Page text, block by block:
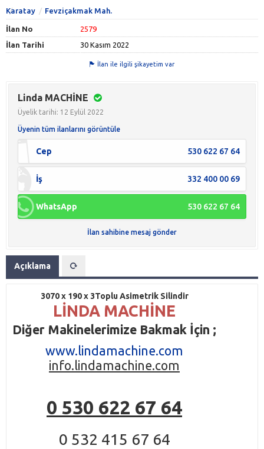
Karatay Fevziçakmak Mah.
İlan No
2579
İlan Tarihi
30 Kasım 2022
İlan ile ilgili şikayetim var
Linda MACHİNE
Üyelik tarihi: 12 Eylül 2022
Üyenin tüm ilanlarını görüntüle
Cep 530 622 67 64
İş 332 400 00 69
WhatsApp 530 622 67 64
İlan sahibine mesaj gönder
Açıklama
3070 x 190 x 3Toplu Asimetrik Silindir
LİNDA MACHİNE
Diğer Makinelerimize Bakmak İçin ;
www.lindamachine.com
info.lindamachine.com
0 530 622 67 64
0 532 415 67 64